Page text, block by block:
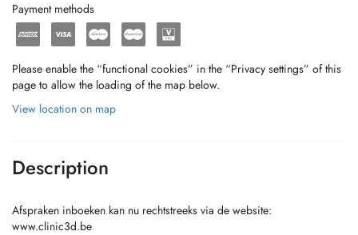
Payment methods
Please enable the “functional cookies” in the “Privacy settings” of this
page to allow the loading of the map below.
View location on map
Description
Afspraken inboeken kan nu rechtstreeks via de website:
www.clinic3d.be